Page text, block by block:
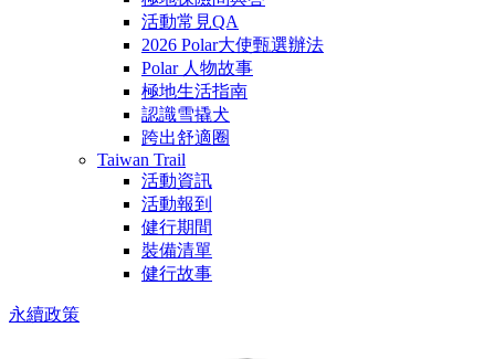
活動常見QA
2026 Polar大使甄選辦法
Polar 人物故事
極地生活指南
認識雪撬犬
跨出舒適圈
Taiwan Trail
活動資訊
活動報到
健行期間
裝備清單
健行故事
永續政策